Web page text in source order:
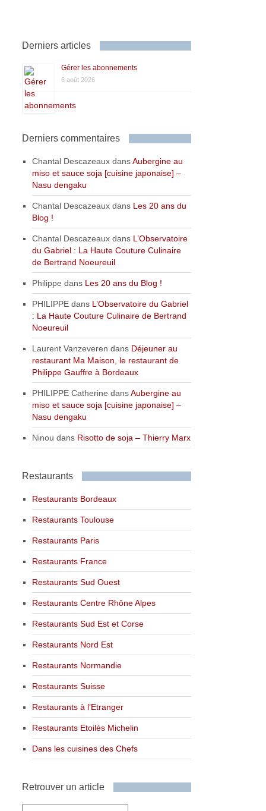
Derniers articles
Gérer les abonnements
6 août 2026
Derniers commentaires
Chantal Descazeaux dansAubergine au
miso et sauce soja [cuisine japonaise] –
Nasu dengaku
Chantal Descazeaux dans Les 20 ans du
Blog !
Chantal Descazeaux dans L’Observatoire
du Gabriel : La Haute Couture Culinaire
de Bertrand Noeureuil
Philippe dans Les 20 ans du Blog !
PHILIPPE dans L’Observatoire du Gabriel
: La Haute Couture Culinaire de Bertrand
Noeureuil
Laurent Vanzeveren dans Déjeuner au
restaurant Ma Maison, le restaurant de
Philippe Gauffre à Bordeaux
PHILIPPE Catherine dansAubergine au
miso et sauce soja [cuisine japonaise] –
Nasu dengaku
Ninou dans Risotto de soja – Thierry Marx
Restaurants
Restaurants Bordeaux
Restaurants Toulouse
Restaurants Paris
Restaurants France
Restaurants Sud Ouest
Restaurants Centre Rhône Alpes
Restaurants Sud Est et Corse
Restaurants Nord Est
Restaurants Normandie
Restaurants Suisse
Restaurants à l’Etranger
Restaurants Etoilés Michelin
Dans les cuisines des Chefs
Retrouver un article